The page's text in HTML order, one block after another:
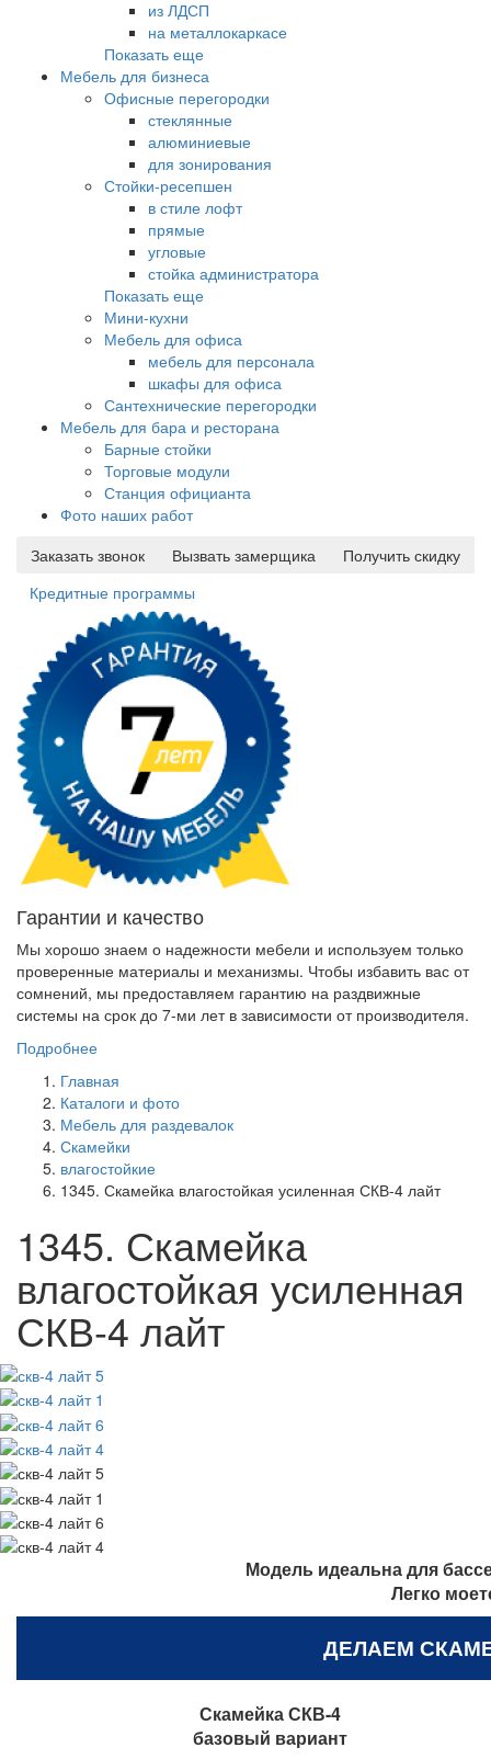
из ЛДСП
на металлокаркасе
Показать еще
Мебель для бизнеса
Офисные перегородки
стеклянные
алюминиевые
для зонирования
Стойки-ресепшен
в стиле лофт
прямые
угловые
стойка администратора
Показать еще
Мини-кухни
Мебель для офиса
мебель для персонала
шкафы для офиса
Сантехнические перегородки
Мебель для бара и ресторана
Барные стойки
Торговые модули
Станция официанта
Фото наших работ
Заказать звонок
Вызвать замерщика
Получить скидку
Кредитные программы
Гарантии и качество
Мы хорошо знаем о надежности мебели и используем только
проверенные материалы и механизмы. Чтобы избавить вас от
сомнений, мы предоставляем гарантию на раздвижные
системы на срок до 7-ми лет в зависимости от производителя.
Подробнее
Главная
Каталоги и фото
Мебель для раздевалок
Скамейки
влагостойкие
1345. Скамейка влагостойкая усиленная СКВ-4 лайт
1345. Скамейка
влагостойкая усиленная
СКВ-4 лайт
Модель идеальна для
Легко
ДЕЛАЕМ
Скамейка СКВ-4
базовый вариант